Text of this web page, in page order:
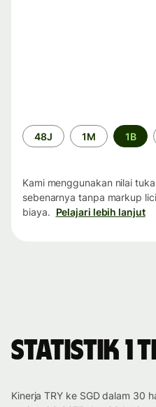
Periode
waktu
48J 1M 1B
Kami menggunakan nilai
sebenarnya tanpa markup
biaya. Pelajari lebih lanjut
Statistik 1
Kinerja TRY ke SGD dalam 30